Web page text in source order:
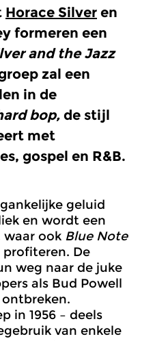
Horace Silver en
formeren een
and the Jazz
zal een
in de
bop, de stijl
met
gospel en R&B.
geluid
en wordt een
waar ook Blue Note
De
weg naar de juke
als Bud Powell
in 1956 – deels
van enkele